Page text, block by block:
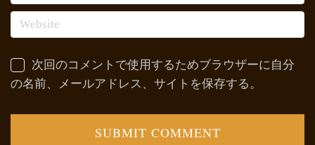
次回のコメントで使用するためブラウザーに自分
の名前、メールアドレス、サイトを保存する。